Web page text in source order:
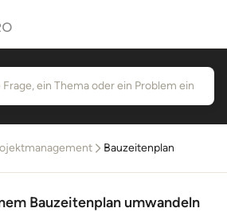
Bauzeitenplan
Bauzeitenplan umwandeln